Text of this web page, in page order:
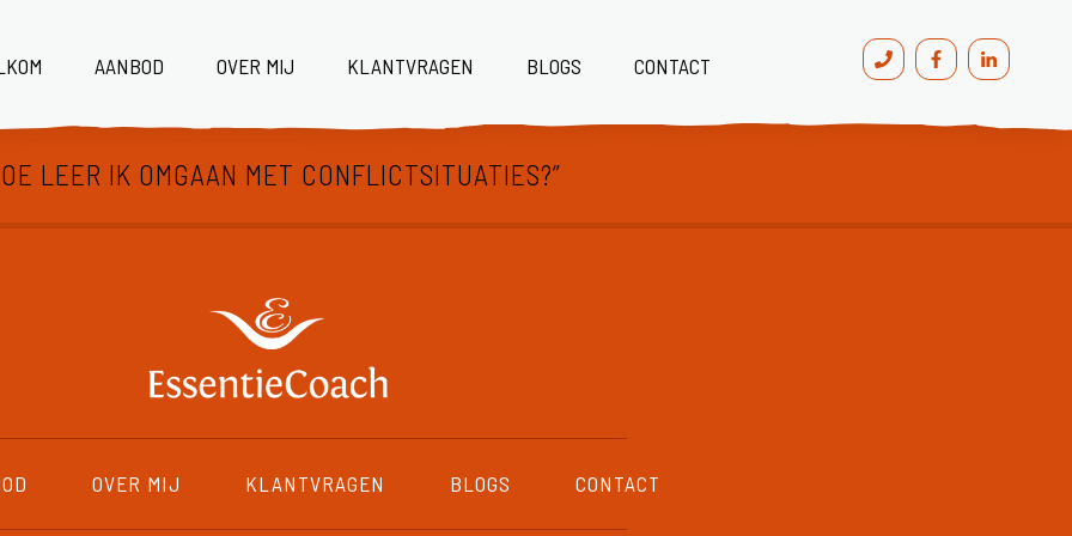
AANBOD OVER MIJ KLANTVRAGEN BLOGS CONTACT
LEER IK OMGAAN MET CONFLICTSITUATIES?”
OVER MIJ KLANTVRAGEN BLOGS CONTACT